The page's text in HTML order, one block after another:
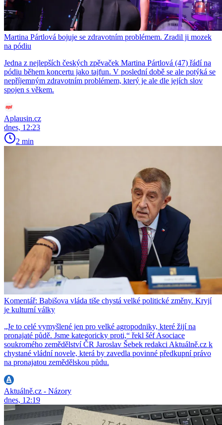
Martina Pártlová bojuje se zdravotním problémem. Zradil ji mozek
na pódiu
Jedna z nejlepších českých zpěvaček Martina Pártlová (47) řádí na
pódiu během koncertu jako tajfun. V poslední době se ale potýká se
nepříjemným zdravotním problémem, který je ale dle jejích slov
spojen s věkem.
Aplausin.cz
dnes, 12:23
2 min
Komentář: Babišova vláda tiše chystá velké politické změny. Kryjí
je kulturní války
„Je to celé vymyšlené jen pro velké agropodniky, které žijí na
pronajaté půdě. Jsme kategoricky proti,“ řekl šéf Asociace
soukromého zemědělství ČR Jaroslav Šebek redakci Aktuálně.cz k
chystané vládní novele, která by zavedla povinné předkupní právo
na pronajatou zemědělskou půdu.
Aktuálně.cz - Názory
dnes, 12:19